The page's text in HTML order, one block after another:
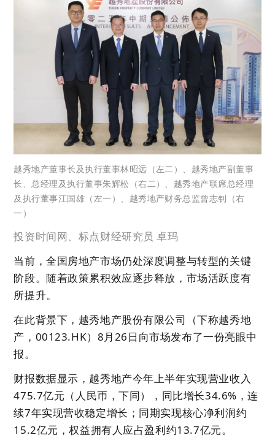
越秀地产董事长及执行董事林昭远（左二）、越秀地产副董事
长、总经理及执行董事朱辉松（右二）、越秀地产联席总经理
及执行董事江国雄（左一）、越秀地产财务总监曾志钊（右
一）
投资时间网、标点财经研究员 卓玛
当前，全国房地产市场仍处深度调整与转型的关键
阶段。随着政策累积效应逐步释放，市场活跃度有
所提升。
在此背景下，越秀地产股份有限公司（下称越秀地
产，00123.HK）8月26日向市场发布了一份亮眼中
报。
财报数据显示，越秀地产今年上半年实现营业收入
475.7亿元（人民币，下同），同比增长34.6%，连
续7年实现营收稳定增长；同期实现核心净利润约
15.2亿元，权益拥有人应占盈利约13.7亿元。